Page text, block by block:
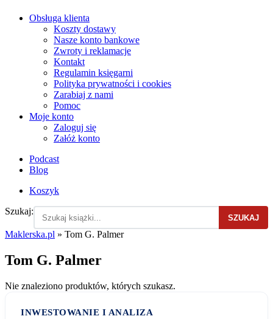
Obsługa klienta
Koszty dostawy
Nasze konto bankowe
Zwroty i reklamacje
Kontakt
Regulamin księgarni
Polityka prywatności i cookies
Zarabiaj z nami
Pomoc
Moje konto
Zaloguj się
Załóż konto
Podcast
Blog
Koszyk
Szukaj:
SZUKAJ
Maklerska.pl » Tom G. Palmer
Tom G. Palmer
Nie znaleziono produktów, których szukasz.
INWESTOWANIE I ANALIZA